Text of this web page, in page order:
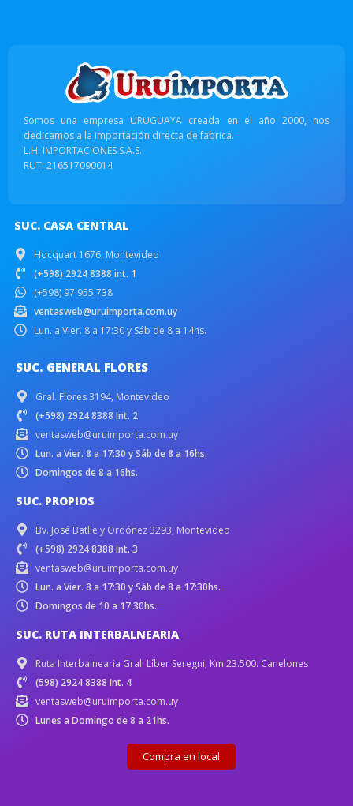
Somos una empresa URUGUAYA creada en el año 2000, nos
dedicamos a la importación directa de fabrica.
L.H. IMPORTACIONES S.A.S.
RUT: 216517090014
SUC. CASA CENTRAL
Hocquart 1676, Montevideo
(+598) 2924 8388 int. 1
(+598) 97 955 738
ventasweb@uruimporta.com.uy
Lun. a Vier. 8 a 17:30 y Sáb de 8 a 14hs.
SUC. GENERAL FLORES
Gral. Flores 3194, Montevideo
(+598) 2924 8388 Int. 2
ventasweb@uruimporta.com.uy
Lun. a Vier. 8 a 17:30 y Sáb de 8 a 16hs.
Domingos de 8 a 16hs.
SUC. PROPIOS
Bv. José Batlle y Ordóñez 3293, Montevideo
(+598) 2924 8388 Int. 3
ventasweb@uruimporta.com.uy
Lun. a Vier. 8 a 17:30 y Sáb de 8 a 17:30hs.
Domingos de 10 a 17:30hs.
SUC. RUTA INTERBALNEARIA
Ruta Interbalnearia Gral. Líber Seregni, Km 23.500. Canelones
(598) 2924 8388 Int. 4
ventasweb@uruimporta.com.uy
Lunes a Domingo de 8 a 21hs.
Compra en local